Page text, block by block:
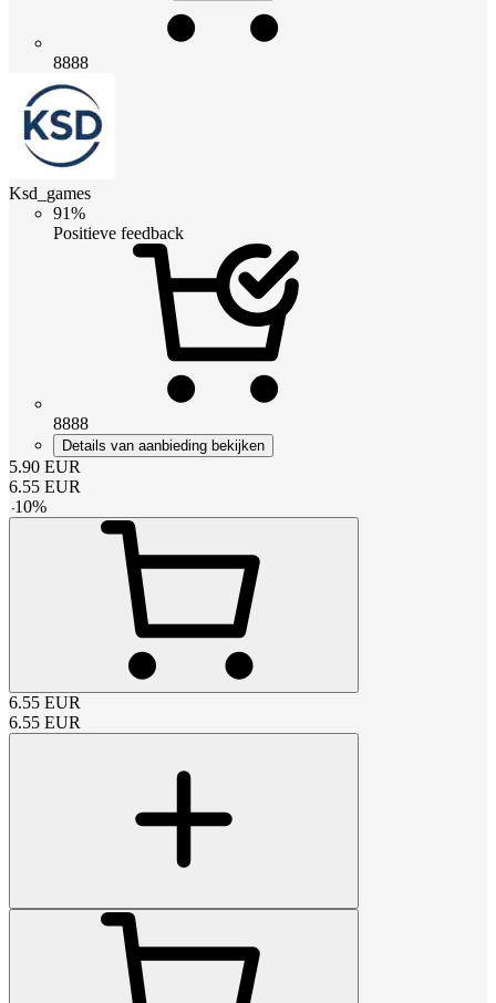
8888
Ksd_games
91%
Positieve feedback
8888
Details van aanbieding bekijken
5.90 EUR
6.55 EUR
-10%
6.55 EUR
6.55 EUR